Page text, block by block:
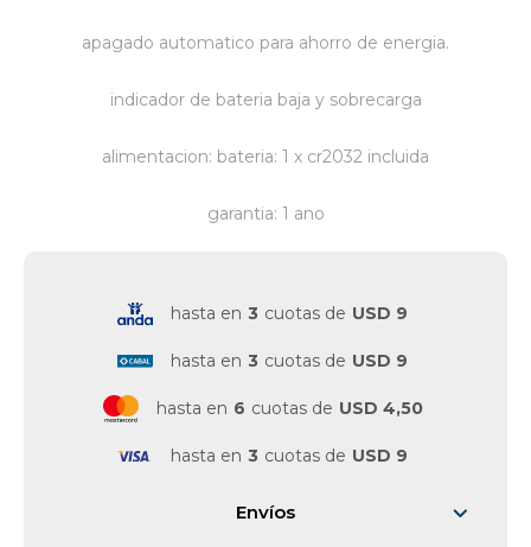
apagado automatico para ahorro de energia.
indicador de bateria baja y sobrecarga
alimentacion: bateria: 1 x cr2032 incluida
garantia: 1 ano
hasta en 3 cuotas de USD 9
hasta en 3 cuotas de USD 9
hasta en 6 cuotas de USD 4,50
hasta en 3 cuotas de USD 9
Envíos